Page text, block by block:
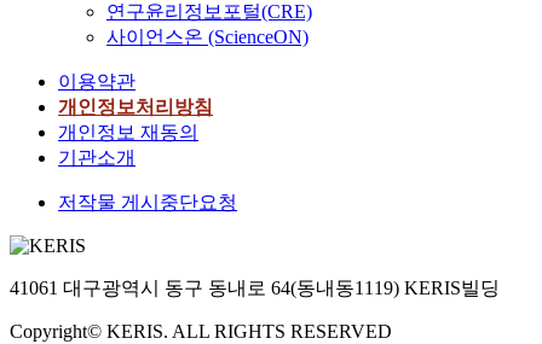
연구윤리정보포털(CRE)
사이언스온 (ScienceON)
이용약관
개인정보처리방침
개인정보 재동의
기관소개
저작물 게시중단요청
41061 대구광역시 동구 동내로 64(동내동1119) KERIS빌딩
Copyright© KERIS. ALL RIGHTS RESERVED